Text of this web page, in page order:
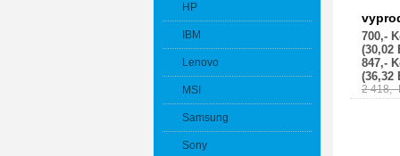
HP
IBM
Lenovo
MSI
Samsung
Sony
700,-
(30,02
847,-
(36,32
2 418,-